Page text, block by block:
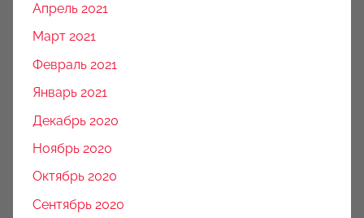
Апрель 2021
Март 2021
Февраль 2021
Январь 2021
Декабрь 2020
Ноябрь 2020
Октябрь 2020
Сентябрь 2020